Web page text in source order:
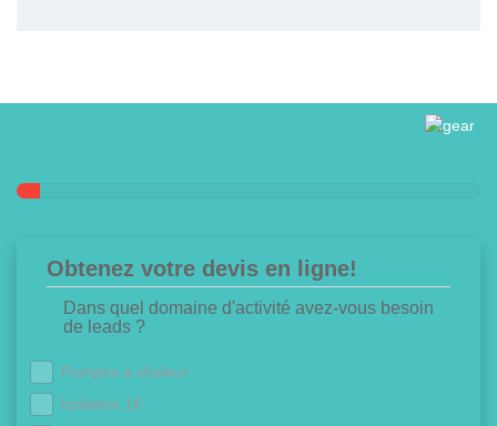
Obtenez votre devis en ligne!
Dans quel domaine d'activité avez-vous besoin
de leads ?
Pompes à chaleur
Isolation 1€